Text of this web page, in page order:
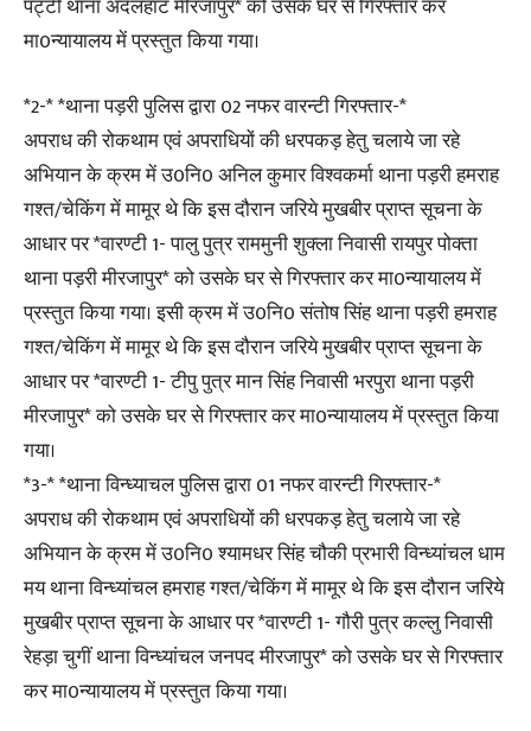
पट्टी थाना अदलहाट मीरजापुर* को उसके घर से गिरफ्तार कर
मा0न्यायालय में प्रस्तुत किया गया।
*2-* *थाना पड़री पुलिस द्वारा 02 नफर वारन्टी गिरफ्तार-*
अपराध की रोकथाम एवं अपराधियों की धरपकड़ हेतु चलाये जा रहे
अभियान के क्रम में उ0नि0 अनिल कुमार विश्वकर्मा थाना पड़री हमराह
गश्त/चेकिंग में मामूर थे कि इस दौरान जरिये मुखबीर प्राप्त सूचना के
आधार पर *वारण्टी 1- पालु पुत्र राममुनी शुक्ला निवासी रायपुर पोक्ता
थाना पड़री मीरजापुर* को उसके घर से गिरफ्तार कर मा0न्यायालय में
प्रस्तुत किया गया। इसी क्रम में उ0नि0 संतोष सिंह थाना पड़री हमराह
गश्त/चेकिंग में मामूर थे कि इस दौरान जरिये मुखबीर प्राप्त सूचना के
आधार पर *वारण्टी 1- टीपु पुत्र मान सिंह निवासी भरपुरा थाना पड़री
मीरजापुर* को उसके घर से गिरफ्तार कर मा0न्यायालय में प्रस्तुत किया
गया।
*3-* *थाना विन्ध्याचल पुलिस द्वारा 01 नफर वारन्टी गिरफ्तार-*
अपराध की रोकथाम एवं अपराधियों की धरपकड़ हेतु चलाये जा रहे
अभियान के क्रम में उ0नि0 श्यामधर सिंह चौकी प्रभारी विन्ध्यांचल धाम
मय थाना विन्ध्यांचल हमराह गश्त/चेकिंग में मामूर थे कि इस दौरान जरिये
मुखबीर प्राप्त सूचना के आधार पर *वारण्टी 1- गौरी पुत्र कल्लु निवासी
रेहड़ा चुगीं थाना विन्ध्यांचल जनपद मीरजापुर* को उसके घर से गिरफ्तार
कर मा0न्यायालय में प्रस्तुत किया गया।